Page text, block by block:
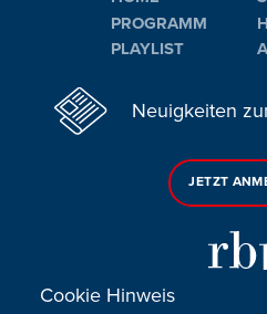
PROGRAMM
PLAYLIST
Neuigkeiten
JETZT
Cookie Hinweis